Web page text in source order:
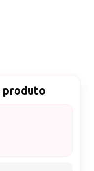
produto